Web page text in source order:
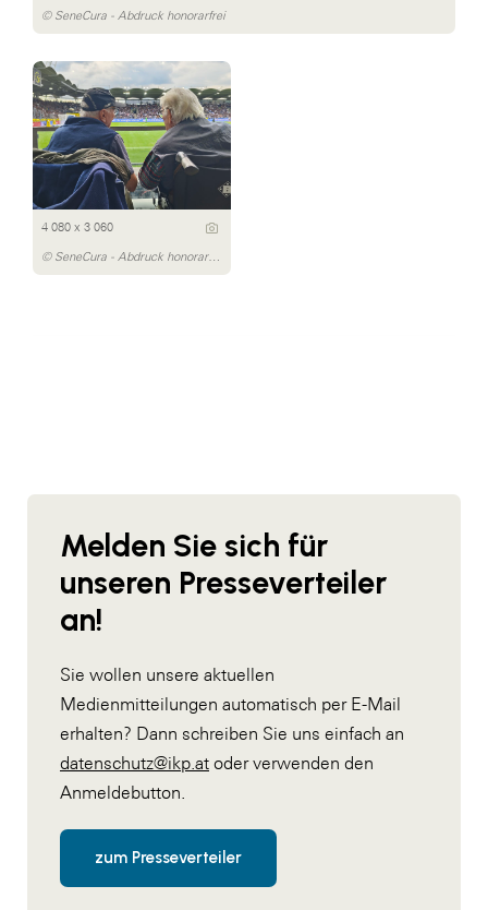
© SeneCura - Abdruck honorarfrei
4 080 x 3 060
© SeneCura - Abdruck honorarfrei
Melden Sie sich für
unseren Presseverteiler
an!
Sie wollen unsere aktuellen
Medienmitteilungen automatisch per E-Mail
erhalten? Dann schreiben Sie uns einfach an
datenschutz@ikp.at oder verwenden den
Anmeldebutton.
zum Presseverteiler